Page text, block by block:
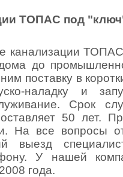
ТОПАС под
канализации
до
поставку в
наладку и
Срок
50 лет.
На все вопросы
выезд
У нашей
года.